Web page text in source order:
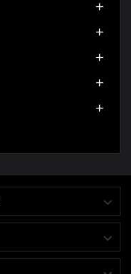






